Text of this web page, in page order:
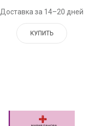
Доставка за 14–20 дней
КУПИТЬ